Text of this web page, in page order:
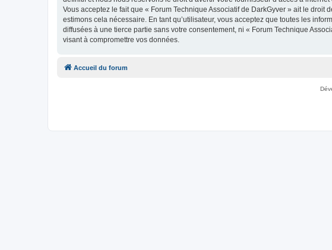
Vous acceptez le fait que « Forum Technique Associatif de DarkGyver » ait le
estimons cela nécessaire. En tant qu’utilisateur, vous acceptez que toutes les
diffusées à une tierce partie sans votre consentement, ni « Forum Technique
visant à compromettre vos données.
Accueil du forum